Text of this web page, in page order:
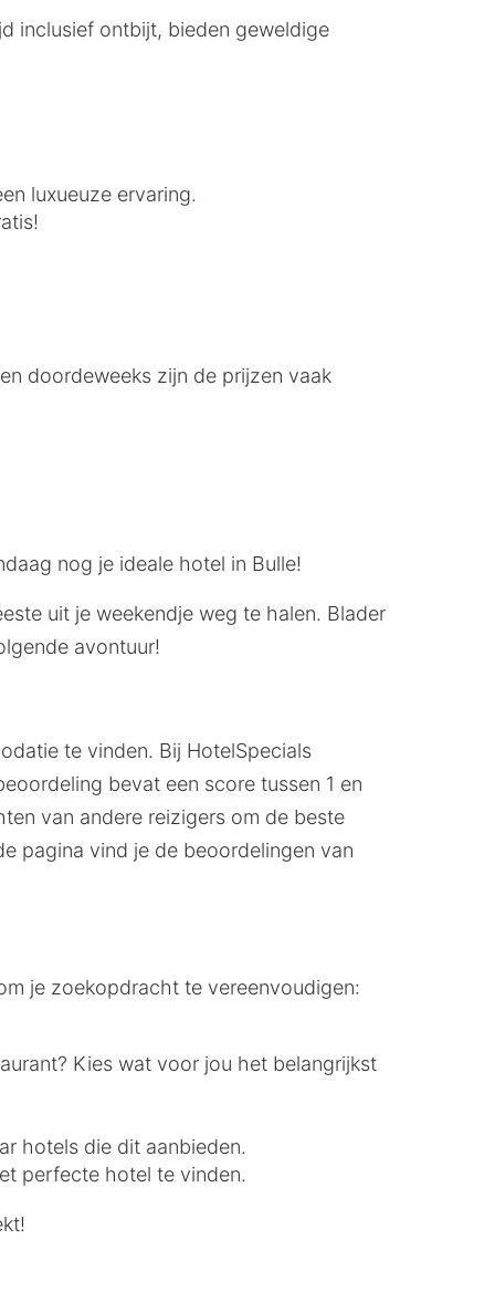
inclusief ontbijt, bieden geweldige
luxueuze ervaring.
doordeweeks zijn de prijzen vaak
nog je ideale hotel in Bulle!
uit je weekendje weg te halen. Blader
avontuur!
te vinden. Bij HotelSpecials
bevat een score tussen 1 en
van andere reizigers om de beste
pagina vind je de beoordelingen van
je zoekopdracht te vereenvoudigen:
Kies wat voor jou het belangrijkst
hotels die dit aanbieden.
perfecte hotel te vinden.